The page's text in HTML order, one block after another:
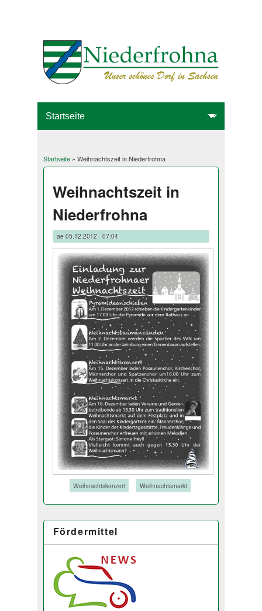
Sie sind hier
Startseite» Weihnachtszeit in Niederfrohna
Weihnachtszeit in
Niederfrohna
ae05.12.2012 - 07:04
Weihnachtskonzert Weihnachtsmarkt
Fördermittel